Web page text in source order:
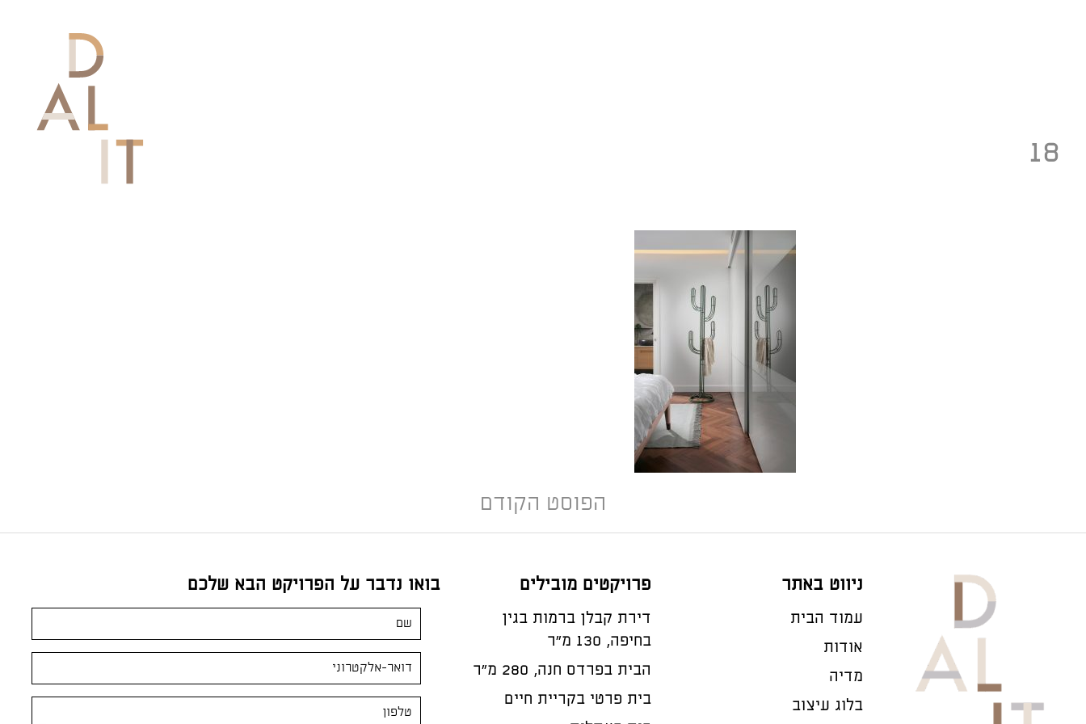
18
הפוסט הקודם
ניווט באתר
עמוד הבית
אודות
מדיה
בלוג עיצוב
פרויקטים מובילים
דירת קבלן ברמות בגין
בחיפה, 130 מ"ר
הבית בפרדס חנה, 280 מ״ר
בית פרטי בקריית חיים
בואו נדבר על הפרויקט הבא שלכם